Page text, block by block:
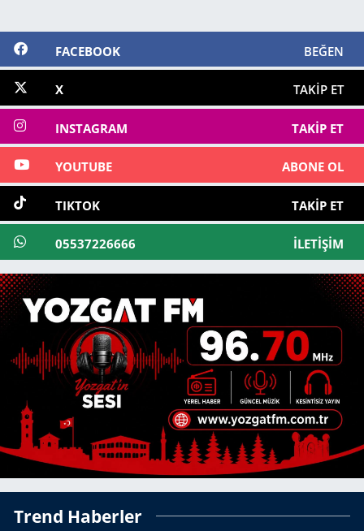
FACEBOOK BEĞEN
X TAKIP ET
INSTAGRAM TAKIP ET
YOUTUBE ABONE OL
TIKTOK TAKIP ET
05537226666 İLETIŞIM
Trend Haberler